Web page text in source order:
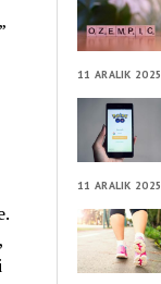
11 ARALIK 2025
11 ARALIK 2025